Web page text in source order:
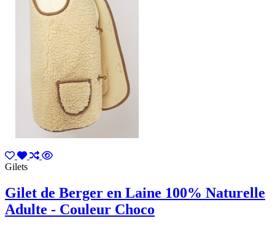
Gilets
Gilet de Berger en Laine 100% Naturelle
Adulte - Couleur Choco